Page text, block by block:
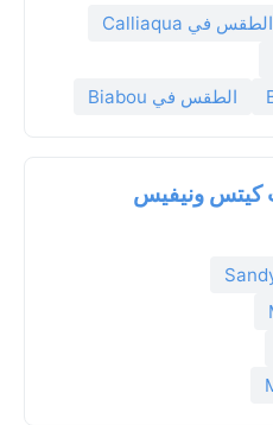
الطقس في Calliaqua
الطقس في Biabou